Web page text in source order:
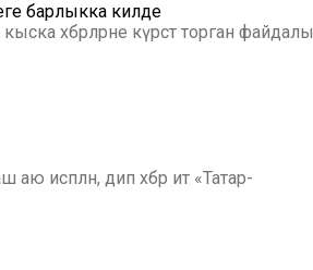
барлыкка килде
хәбәрләрне күрсәтә торган файдалы
исәпләнә, дип хәбәр итә «Татар-